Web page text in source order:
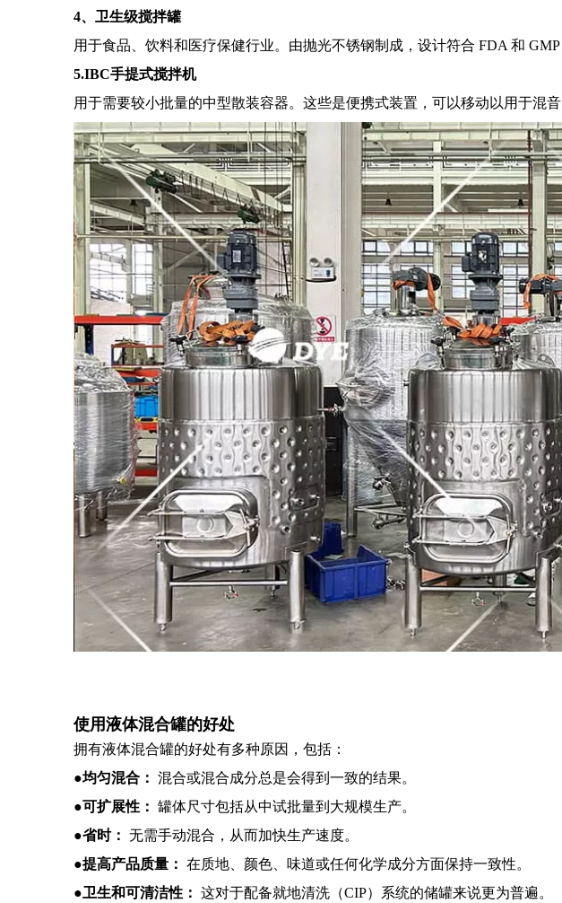
4、卫生级搅拌罐
用于食品、饮料和医疗保健行业。由抛光不锈钢制成，设计符合 FDA 和 GMP
5.IBC手提式搅拌机
用于需要较小批量的中型散装容器。这些是便携式装置，可以移动以用于混音
使用液体混合罐的好处
拥有液体混合罐的好处有多种原因，包括：
●均匀混合： 混合或混合成分总是会得到一致的结果。
●可扩展性： 罐体尺寸包括从中试批量到大规模生产。
●省时： 无需手动混合，从而加快生产速度。
●提高产品质量： 在质地、颜色、味道或任何化学成分方面保持一致性。
●卫生和可清洁性： 这对于配备就地清洗（CIP）系统的储罐来说更为普遍。